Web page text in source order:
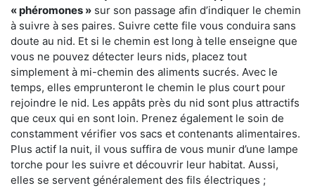
« phéromones » sur son passage afin d’indiquer le chemin
à suivre à ses paires. Suivre cette file vous conduira sans
doute au nid. Et si le chemin est long à telle enseigne que
vous ne pouvez détecter leurs nids, placez tout
simplement à mi-chemin des aliments sucrés. Avec le
temps, elles emprunteront le chemin le plus court pour
rejoindre le nid. Les appâts près du nid sont plus attractifs
que ceux qui en sont loin. Prenez également le soin de
constamment vérifier vos sacs et contenants alimentaires.
Plus actif la nuit, il vous suffira de vous munir d’une lampe
torche pour les suivre et découvrir leur habitat. Aussi,
elles se servent généralement des fils électriques ;